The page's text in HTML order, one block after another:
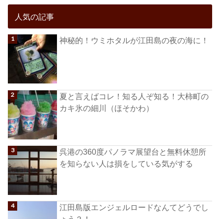
人気の記事
神秘的！ウミホタルが江田島の夜の海に！
夏と言えばコレ！知る人ぞ知る！大柿町の
カキ氷の細川（ほそかわ）
呉港の360度パノラマ展望台と無料休憩所
を知らない人は損をしている気がする
江田島版エンジェルロードなんてどうでし